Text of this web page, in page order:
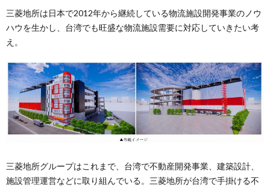
三菱地所は日本で2012年から継続している物流施設開発事業のノウ
ハウを生かし、台湾でも旺盛な物流施設需要に対応していきたい考
え。
三菱地所グループはこれまで、台湾で不動産開発事業、建築設計、
施設管理運営などに取り組んでいる。三菱地所が台湾で手掛ける不